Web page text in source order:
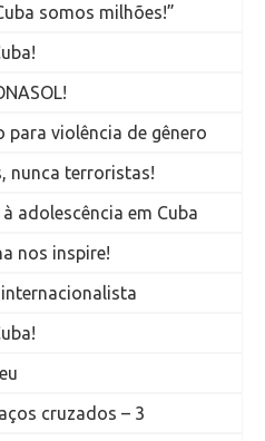
somos milhões!”
para violência de gênero
nunca terroristas!
adolescência em Cuba
nos inspire!
cruzados – 3